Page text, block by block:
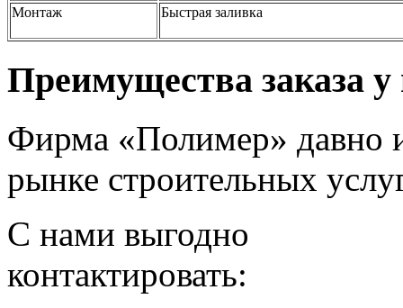
Монтаж Быстрая заливка
Преимущества заказа у
Фирма «Полимер» давно
рынке строительных
С нами выгодно
контактировать: